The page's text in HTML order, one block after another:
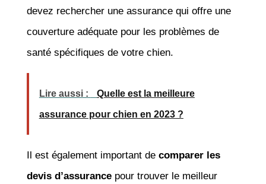
devez rechercher une assurance qui offre une
couverture adéquate pour les problèmes de
santé spécifiques de votre chien.
Lire aussi : Quelle est la meilleure
assurance pour chien en 2023 ?
Il est également important de comparer les
devis d’assurancepour trouver le meilleur